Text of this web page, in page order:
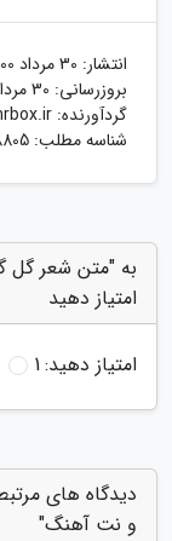
انتشار: 30 مرداد 1400
بروزرسانی: 30 مرداد 1400
گردآورنده:
شناسه مطلب: 8805
به "متن شعر گل
امتیاز دهید
امتیاز دهید:1
دیدگاه های
و نت آهنگ"